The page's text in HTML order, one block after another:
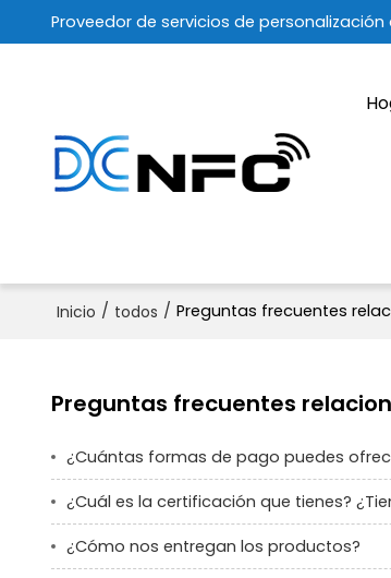
Proveedor de servicios de personalización
Inicio / todos / Preguntas frecuentes
Preguntas frecuentes
¿Cuántas formas de pago puedes
¿Cuál es la certificación que tienes?
¿Cómo nos entregan los productos?